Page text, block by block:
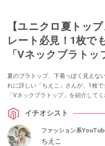
【ユニクロ夏トッ
レート必見！1枚で
「Vネックブラトッ
夏のブラトップ、下着っぽく見えな
れに詳しい「ちえこ」さんが、1枚
「Vネックブラトップ」を紹介してく
イチオシスト
ファッション系
ちえこ